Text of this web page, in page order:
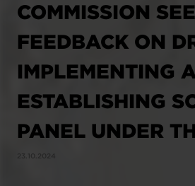
COMMISSION
FEEDBACK ON
IMPLEMENTING
ESTABLISHING
PANEL UNDER
23.10.2024